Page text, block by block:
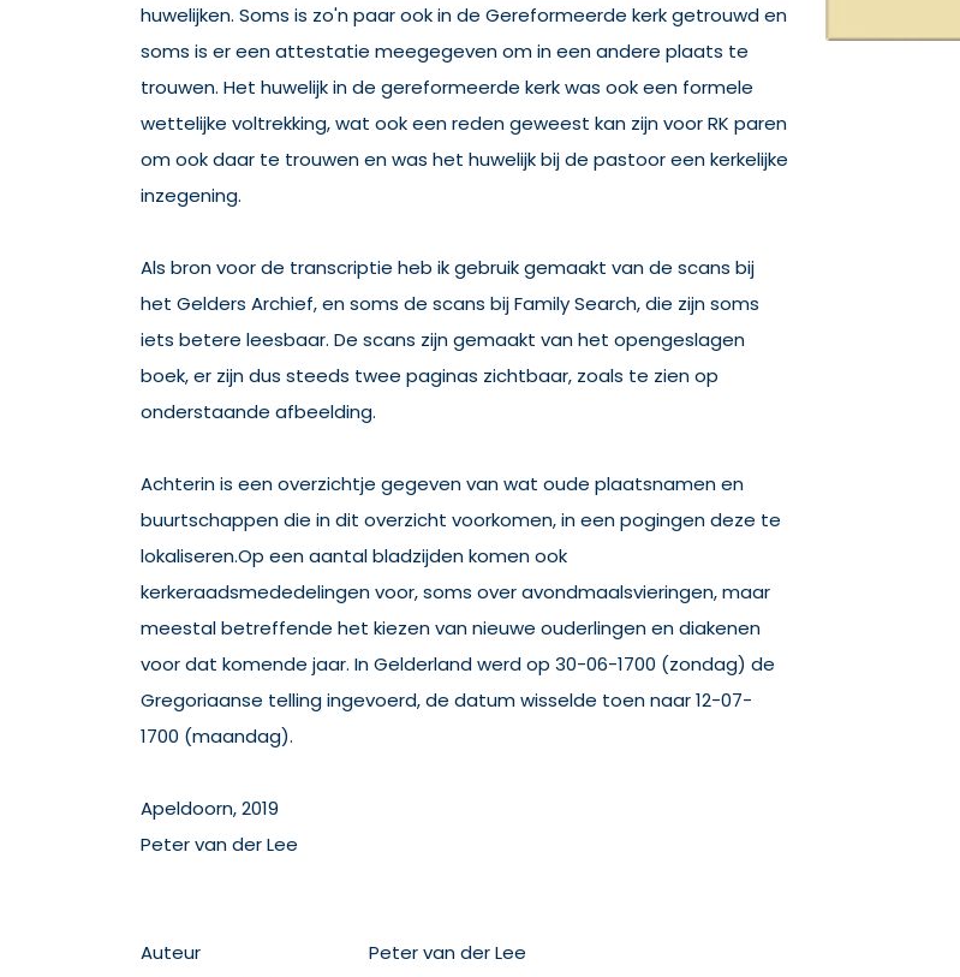
huwelijken. Soms is zo'n paar ook in de Gereformeerde kerk getrouwd en
soms is er een attestatie meegegeven om in een andere plaats te
trouwen. Het huwelijk in de gereformeerde kerk was ook een formele
wettelijke voltrekking, wat ook een reden geweest kan zijn voor RK paren
om ook daar te trouwen en was het huwelijk bij de pastoor een kerkelijke
inzegening.
Als bron voor de transcriptie heb ik gebruik gemaakt van de scans bij
het Gelders Archief, en soms de scans bij Family Search, die zijn soms
iets betere leesbaar. De scans zijn gemaakt van het opengeslagen
boek, er zijn dus steeds twee paginas zichtbaar, zoals te zien op
onderstaande afbeelding.
Achterin is een overzichtje gegeven van wat oude plaatsnamen en
buurtschappen die in dit overzicht voorkomen, in een pogingen deze te
lokaliseren.Op een aantal bladzijden komen ook
kerkeraadsmededelingen voor, soms over avondmaalsvieringen, maar
meestal betreffende het kiezen van nieuwe ouderlingen en diakenen
voor dat komende jaar. In Gelderland werd op 30-06-1700 (zondag) de
Gregoriaanse telling ingevoerd, de datum wisselde toen naar 12-07-
1700 (maandag).
Apeldoorn, 2019
Peter van der Lee
Auteur
Peter van der Lee